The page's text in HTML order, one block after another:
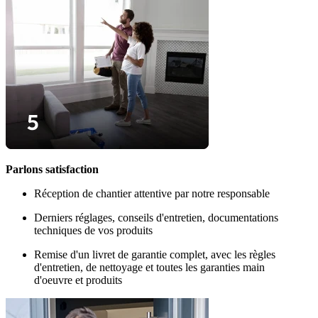
Parlons satisfaction
Réception de chantier attentive par notre responsable
Derniers réglages, conseils d'entretien, documentations
techniques de vos produits
Remise d'un livret de garantie complet, avec les règles
d'entretien, de nettoyage et toutes les garanties main
d'oeuvre et produits